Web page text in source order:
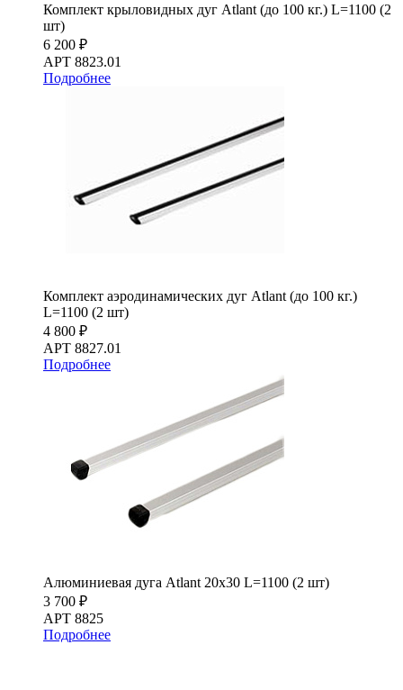
Комплект крыловидных дуг Atlant (до 100 кг.) L=1100 (2
шт)
6 200 ₽
АРТ 8823.01
Подробнее
Комплект аэродинамических дуг Atlant (до 100 кг.)
L=1100 (2 шт)
4 800 ₽
АРТ 8827.01
Подробнее
Алюминиевая дуга Atlant 20х30 L=1100 (2 шт)
3 700 ₽
АРТ 8825
Подробнее